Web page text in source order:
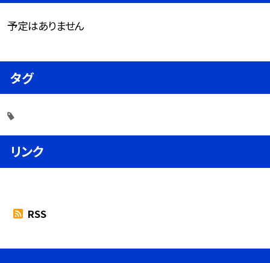
予定はありません
タグ
リンク
RSS